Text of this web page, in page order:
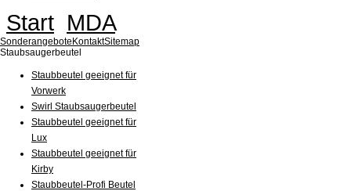
Start MDA
Sonderangebote KontaktSitemap
Staubsaugerbeutel
Staubbeutel geeignet für
Vorwerk
Swirl Staubsaugerbeutel
Staubbeutel geeignet für
Lux
Staubbeutel geeignet für
Kirby
Staubbeutel-Profi Beutel